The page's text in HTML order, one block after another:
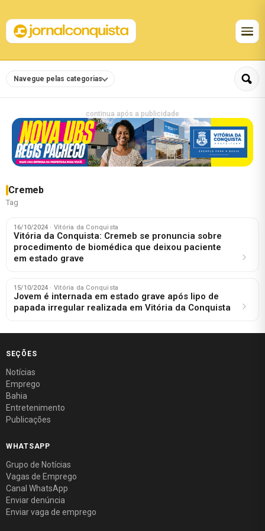
Navegue pelas categorias
continua após a publicidade
Cremeb
Tag
16/10/2024 · Vitória da Conquista
Vitória da Conquista: Cremeb se pronuncia sobre
procedimento de biomédica que deixou paciente
em estado grave
15/10/2024 · Vitória da Conquista
Jovem é internada em estado grave após lipo de
papada irregular realizada em Vitória da Conquista
SEÇÕES
Notícias
Emprego
Bahia
Entretenimento
Publicações
WHATSAPP
Grupo de Notícias
Vagas de Emprego
Canal WhatsApp
Enviar denúncia
Enviar vaga de emprego